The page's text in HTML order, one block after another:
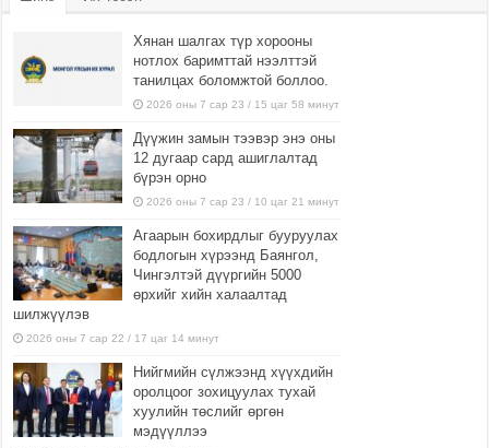
Хянан шалгах түр хорооны
нотлох баримттай нээлттэй
танилцах боломжтой боллоо.
2026 оны 7 сар 23 / 15 цаг 58 минут
Дүүжин замын тээвэр энэ оны
12 дугаар сард ашиглалтад
бүрэн орно
2026 оны 7 сар 23 / 10 цаг 21 минут
Агаарын бохирдлыг бууруулах
бодлогын хүрээнд Баянгол,
Чингэлтэй дүүргийн 5000
өрхийг хийн халаалтад
шилжүүлэв
2026 оны 7 сар 22 / 17 цаг 14 минут
Нийгмийн сүлжээнд хүүхдийн
оролцоог зохицуулах тухай
хуулийн төслийг өргөн
мэдүүллээ